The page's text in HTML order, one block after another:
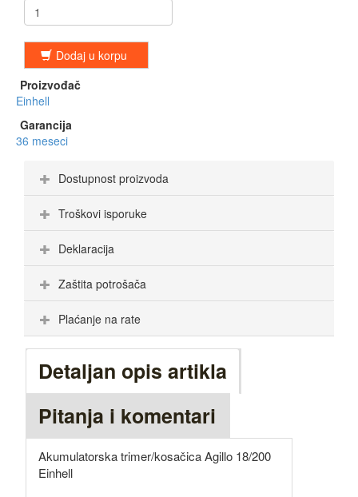
Dodaj u korpu
Proizvođač
Einhell
Garancija
36 meseci
Dostupnost proizvoda
Troškovi isporuke
Deklaracija
Zaštita potrošača
Plaćanje na rate
Detaljan opis artikla
Pitanja i komentari
Akumulatorska trimer/kosačica Agillo 18/200
Einhell